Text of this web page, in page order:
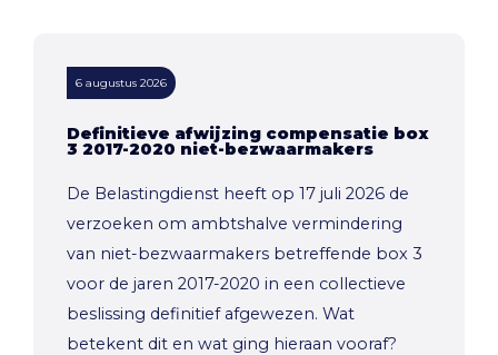
6 augustus 2026
Definitieve afwijzing compensatie box
3 2017-2020 niet-bezwaarmakers
De Belastingdienst heeft op 17 juli 2026 de
verzoeken om ambtshalve vermindering
van niet-bezwaarmakers betreffende box 3
voor de jaren 2017-2020 in een collectieve
beslissing definitief afgewezen. Wat
betekent dit en wat ging hieraan vooraf?